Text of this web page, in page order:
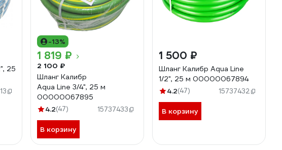
25
-13%
1 819 ₽
2 100 ₽
Шланг Калибр
Aqua Line 3/4", 25 м
00000067895
4.2(47) 15737433
В корзину
1 500 ₽
Шланг Калибр Aqua Line
1/2", 25 м 00000067894
4.2(47) 15737432
В корзину